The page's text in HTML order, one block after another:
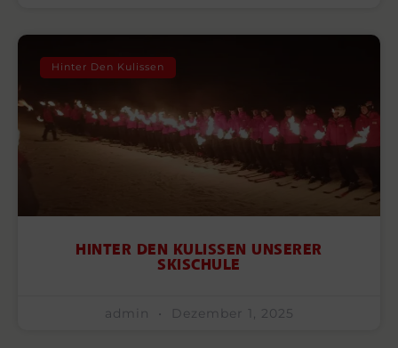
Hinter Den Kulissen
HINTER DEN KULISSEN UNSERER
SKISCHULE
admin Dezember 1, 2025